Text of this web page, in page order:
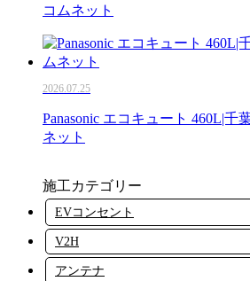
コムネット
2026.07.25
Panasonic エコキュート 460L|千
ネット
施工カテゴリー
EVコンセント
V2H
アンテナ